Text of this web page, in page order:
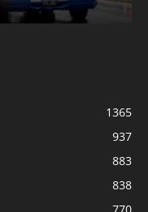
1365
937
883
838